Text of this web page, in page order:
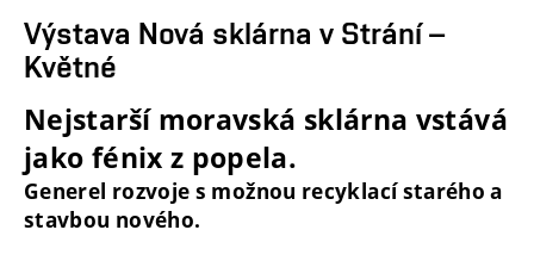
Výstava Nová sklárna v Strání –
Květné
Nejstarší moravská sklárna vstává
jako fénix z popela.
Generel rozvoje s možnou recyklací starého a
stavbou nového.